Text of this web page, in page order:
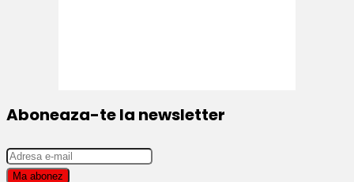
Aboneaza-te la newsletter